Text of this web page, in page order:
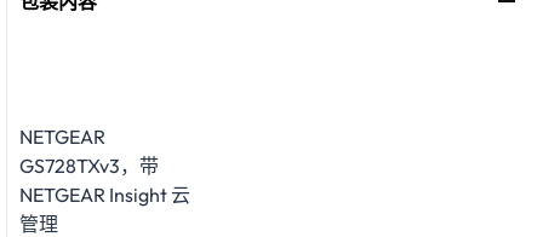
NETGEAR
GS728TXv3，带
NETGEAR Insight 云
管理